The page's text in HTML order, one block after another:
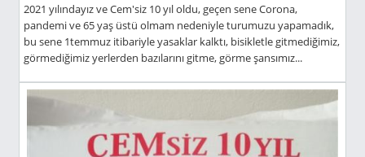
2021 yılındayız ve Cem'siz 10 yıl oldu, geçen sene Corona,
pandemi ve 65 yaş üstü olmam nedeniyle turumuzu yapamadık,
bu sene 1temmuz itibariyle yasaklar kalktı, bisikletle gitmediğimiz,
görmediğimiz yerlerden bazılarını gitme, görme şansımız...